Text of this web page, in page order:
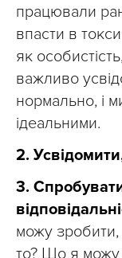
працювали
впасти в
як
важливо
нормально, і
ідеальними.
2.
3.
можу
то? Що я можу